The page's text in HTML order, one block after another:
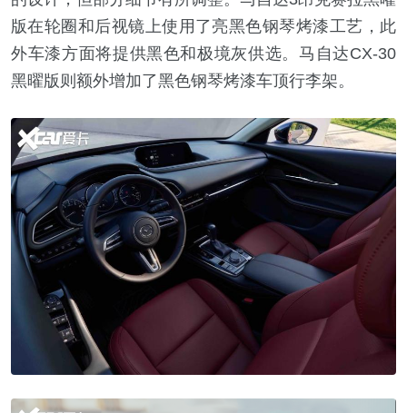
版在轮圈和后视镜上使用了亮黑色钢琴烤漆工艺，此
外车漆方面将提供黑色和极境灰供选。马自达CX-30
黑曜版则额外增加了黑色钢琴烤漆车顶行李架。